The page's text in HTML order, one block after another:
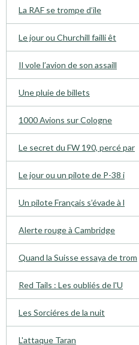
La RAF se trompe d’ile
Le jour ou Churchill failli êt
Il vole l’avion de son assaill
Une pluie de billets
1000 Avions sur Cologne
Le secret du FW 190, percé par
Le jour ou un pilote de P-38 i
Un pilote Français s’évade à l
Alerte rouge à Cambridge
Quand la Suisse essaya de trom
Red Tails : Les oubliés de l'U
Les Sorciéres de la nuit
L'attaque Taran